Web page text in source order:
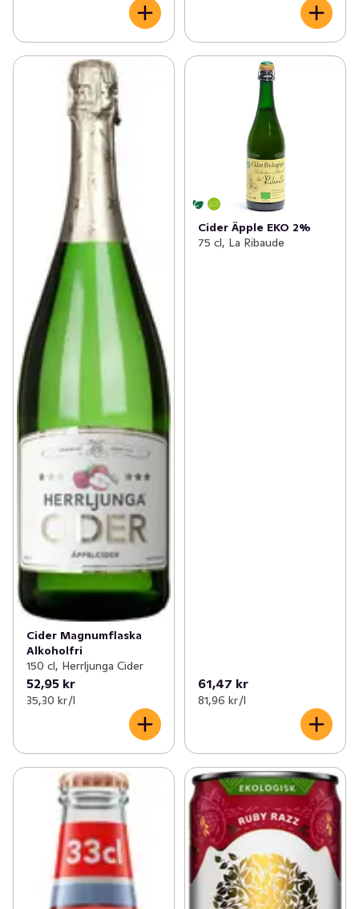
Cider Magnumflaska
Alkoholfri
150 cl, Herrljunga Cider
52,95 kr
35,30 kr /l
Cider Äpple EKO 2%
75 cl, La Ribaude
61,47 kr
81,96 kr /l